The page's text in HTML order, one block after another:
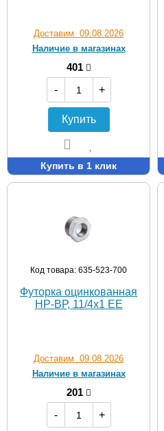
Доставим 09.08.2026
Наличие в магазинах
401
-
+
Купить
Купить в 1 клик
Код товара: 635-523-700
Футорка оцинкованная
НР-ВР, 11/4х1 EE
Доставим 09.08.2026
Наличие в магазинах
201
-
+